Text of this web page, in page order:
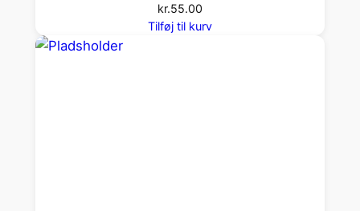
kr.55.00
Tilføj til kurv